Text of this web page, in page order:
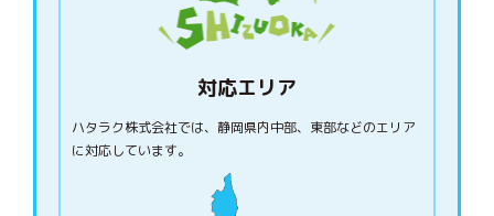
対応エリア
ハタラク株式会社では、静岡県内中部、東部などのエリア
に対応しています。